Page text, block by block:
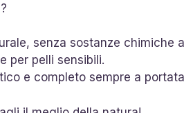
?
senza sostanze chimiche
per pelli sensibili.
e completo sempre a